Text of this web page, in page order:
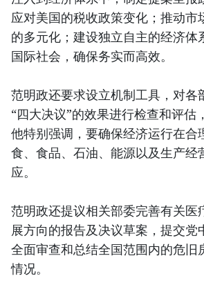
应对美国的税收政策变化；推动市
的多元化；建设独立自主的经济体
国际社会，确保务实而高效。
范明政还要求设立机制工具，对各
“四大决议”的效果进行检查和评估
他特别强调，要确保经济运行在合
食、食品、石油、能源以及生产经
应。
范明政还提议相关部委完善有关医
展方向的报告及决议草案，提交党
全面审查和总结全国范围内的危旧
情况。